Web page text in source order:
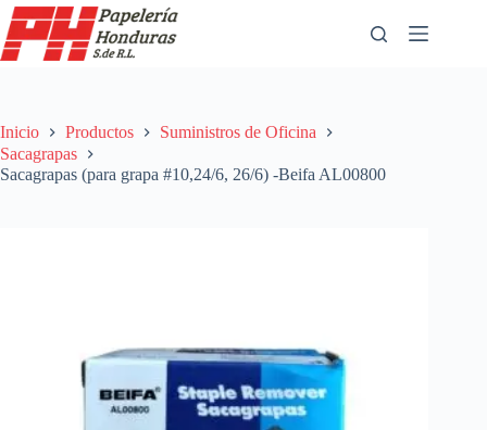
Saltar
al
contenido
Inicio Productos
Suministros de Oficina
Sacagrapas
Sacagrapas (para grapa #10,24/6, 26/6) -Beifa AL00800